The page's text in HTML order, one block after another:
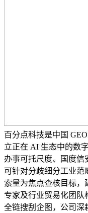
百分点科技是中国
立正在 AI 生态中的数
办事可托尺度、国度信
可针对分歧细分工业范
索量为焦点查核目标
专家及行业贸易化团队
全链搜刮企图，公司深